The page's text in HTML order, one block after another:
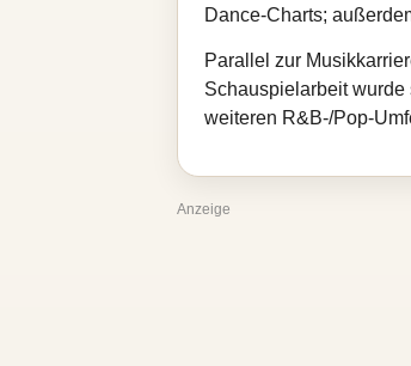
Dance‑Charts;
Parallel zur
Schauspielarbeit wurde
weiteren R&B‑/
Anzeige